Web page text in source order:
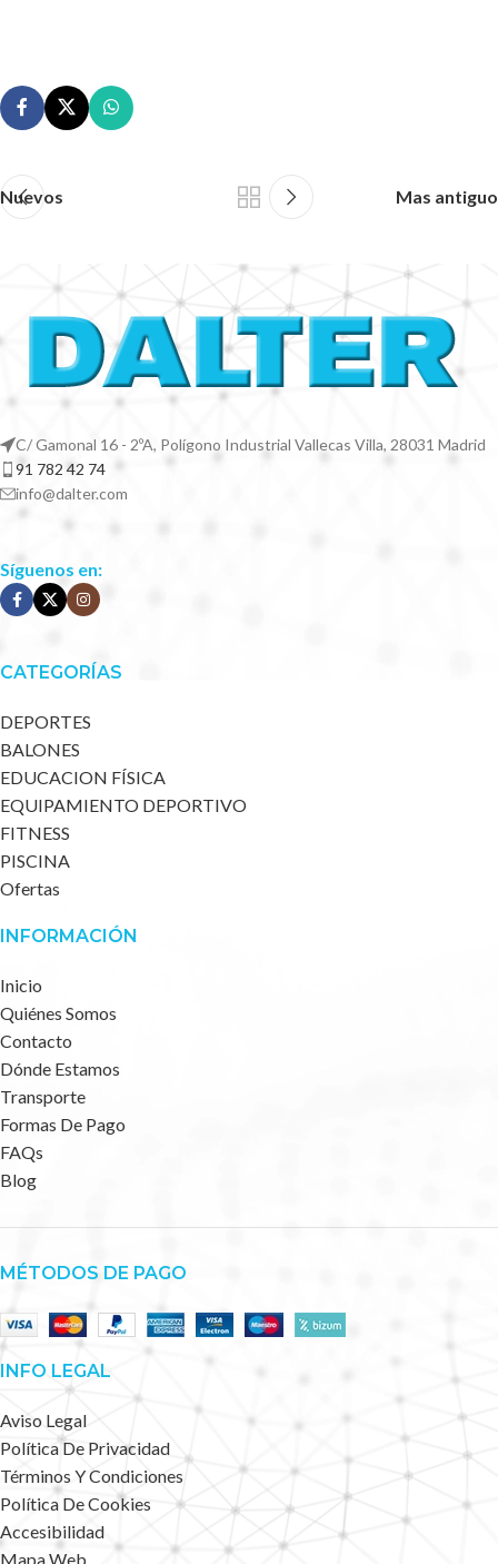
Nuevos Mas antiguo
C/ Gamonal 16 - 2ºA, Polígono Industrial Vallecas Villa, 28031 Madrid
91 782 42 74
info@dalter.com
Síguenos en:
CATEGORÍAS
DEPORTES
BALONES
EDUCACION FÍSICA
EQUIPAMIENTO DEPORTIVO
FITNESS
PISCINA
Ofertas
INFORMACIÓN
Inicio
Quiénes Somos
Contacto
Dónde Estamos
Transporte
Formas De Pago
FAQs
Blog
MÉTODOS DE PAGO
INFO LEGAL
Aviso Legal
Política De Privacidad
Términos Y Condiciones
Política De Cookies
Accesibilidad
Mapa Web